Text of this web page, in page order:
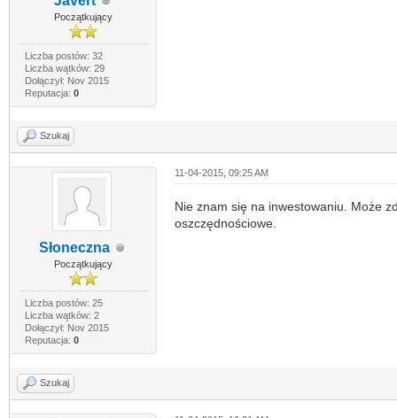
Początkujący
Liczba postów: 32
Liczba wątków: 29
Dołączył: Nov 2015
Reputacja: 0
Szukaj
Słoneczna
Początkujący
Liczba postów: 25
Liczba wątków: 2
Dołączył: Nov 2015
Reputacja: 0
11-04-2015, 09:25 AM
Nie znam się na inwestowaniu. Może
oszczędnościowe.
Szukaj